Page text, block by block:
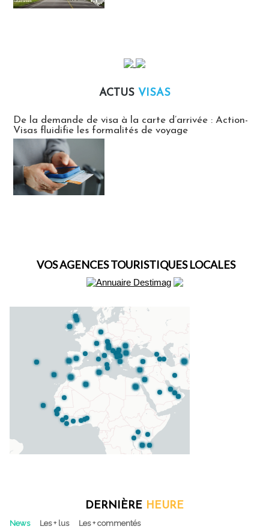
ACTUS VISAS
De la demande de visa à la carte d’arrivée : Action-
Visas fluidifie les formalités de voyage
VOS AGENCES TOURISTIQUES LOCALES
DERNIÈRE HEURE
News Les + lus Les + commentés